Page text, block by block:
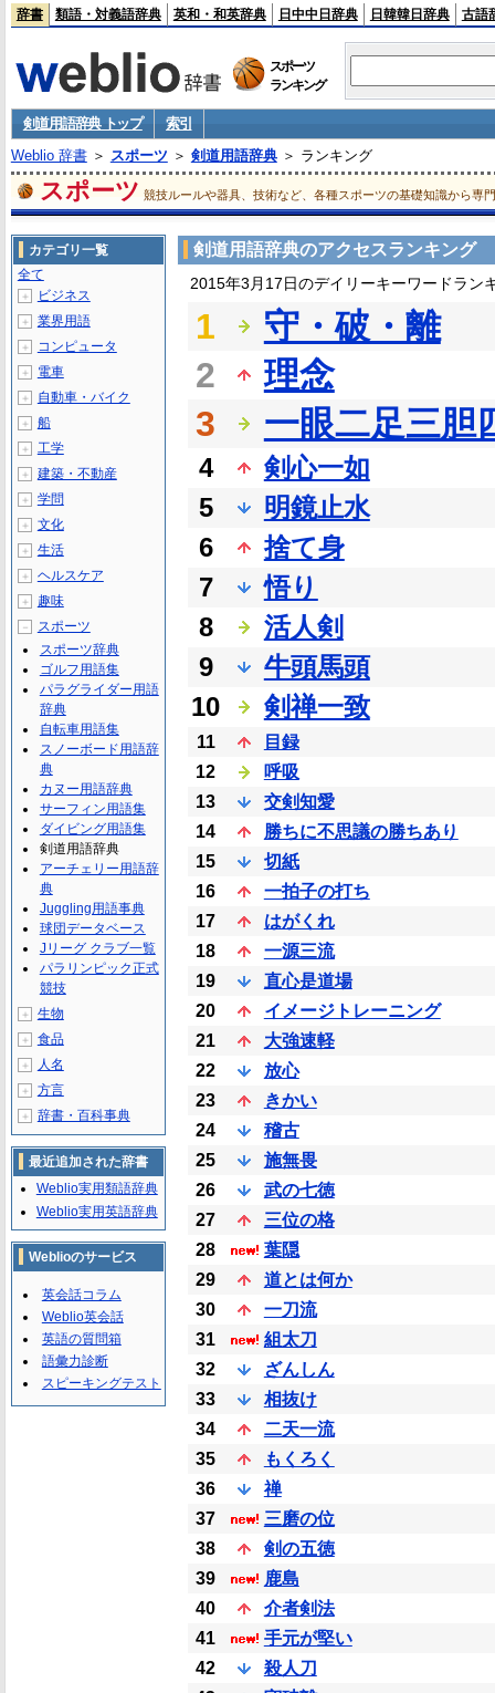
辞書 類語・対義語辞典 英和・和英辞典 日中中日辞典 日韓韓日辞典 古語
スポーツ
ランキング
剣道用語辞典 トップ
索引
Weblio 辞書＞ スポーツ ＞ 剣道用語辞典＞ ランキング
スポーツ 競技ルールや器具、技術など、各種スポーツの基礎知識から専
剣道用語辞典のアクセスランキング
2015年3月17日のデイリーキーワードラン
1
守・破・離
2
理念
3
一眼二足三胆
4
剣心一如
5
明鏡止水
6
捨て身
7
悟り
8
活人剣
9
牛頭馬頭
10
剣禅一致
11
目録
12
呼吸
13
交剣知愛
14
勝ちに不思議の勝ちあり
15
切紙
16
一拍子の打ち
17
はがくれ
18
一源三流
19
直心是道場
20
イメージトレーニング
21
大強速軽
22
放心
23
きかい
24
稽古
25
施無畏
26
武の七徳
27
三位の格
28
葉隠
29
道とは何か
30
一刀流
31
組太刀
32
ざんしん
33
相抜け
34
二天一流
35
もくろく
36
禅
37
三磨の位
38
剣の五徳
39
鹿島
40
介者剣法
41
手元が堅い
42
殺人刀
カテゴリ一覧
全て
＋ ビジネス
＋ 業界用語
＋ コンピュータ
＋ 電車
＋ 自動車・バイク
＋ 船
＋ 工学
＋ 建築・不動産
＋ 学問
＋ 文化
＋ 生活
＋ ヘルスケア
＋ 趣味
－
スポーツ
スポーツ辞典
ゴルフ用語集
パラグライダー用語
辞典
自転車用語集
スノーボード用語辞
典
カヌー用語辞典
サーフィン用語集
ダイビング用語集
剣道用語辞典
アーチェリー用語辞
典
Juggling用語事典
球団データベース
Jリーグ クラブ一覧
パラリンピック正式
競技
＋ 生物
＋ 食品
＋ 人名
＋ 方言
＋ 辞書・百科事典
最近追加された辞書
Weblio実用類語辞典
Weblio実用英語辞典
Weblioのサービス
英会話コラム
Weblio英会話
英語の質問箱
語彙力診断
スピーキングテスト